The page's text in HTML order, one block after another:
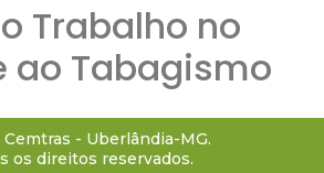
Trabalho no
ao Tabagismo
- Uberlândia-MG.
os direitos reservados.